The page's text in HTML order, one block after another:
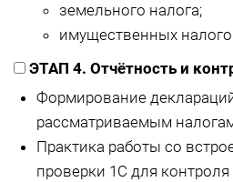
земельного налога;
имущественных
ЭТАП 4. Отчётность и
Формирование
рассматриваемым
Практика работы со
проверки 1С для контроля